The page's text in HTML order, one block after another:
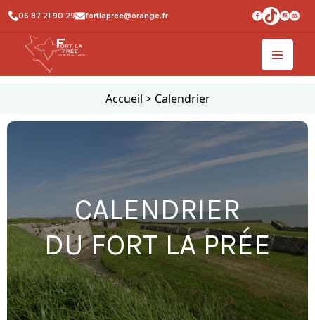
06 87 21 90 29 fortlapree@orange.fr
Accueil > Calendrier
CALENDRIER
DU FORT LA PRÉE